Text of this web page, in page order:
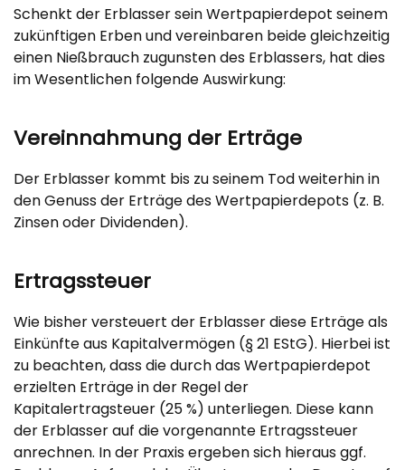
Schenkt der Erblasser sein Wertpapierdepot seinem
zukünftigen Erben und vereinbaren beide gleichzeitig
einen Nießbrauch zugunsten des Erblassers, hat dies
im Wesentlichen folgende Auswirkung:
Vereinnahmung der Erträge
Der Erblasser kommt bis zu seinem Tod weiterhin in
den Genuss der Erträge des Wertpapierdepots (z. B.
Zinsen oder Dividenden).
Ertragssteuer
Wie bisher versteuert der Erblasser diese Erträge als
Einkünfte aus Kapitalvermögen (§ 21 EStG). Hierbei ist
zu beachten, dass die durch das Wertpapierdepot
erzielten Erträge in der Regel der
Kapitalertragsteuer (25 %) unterliegen. Diese kann
der Erblasser auf die vorgenannte Ertragssteuer
anrechnen. In der Praxis ergeben sich hieraus ggf.